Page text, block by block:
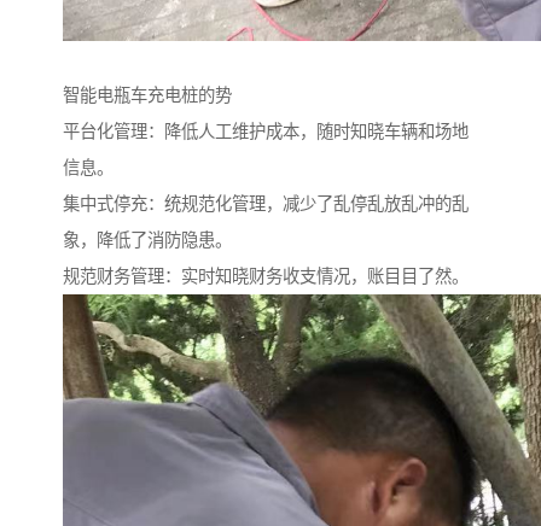
智能电瓶车充电桩的势
平台化管理：降低人工维护成本，随时知晓车辆和场地
信息。
集中式停充：统规范化管理，减少了乱停乱放乱冲的乱
象，降低了消防隐患。
规范财务管理：实时知晓财务收支情况，账目目了然。